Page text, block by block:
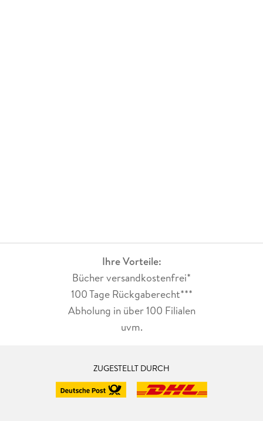
Ihre Vorteile:
Bücher versandkostenfrei*
100 Tage Rückgaberecht***
Abholung in über 100 Filialen
uvm.
ZUGESTELLT DURCH